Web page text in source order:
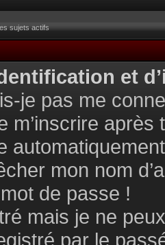
sujets actifs
et
je pas me
m’inscrire après
mon nom
de passe !
mais je ne
par le